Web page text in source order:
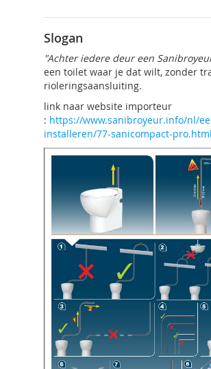
Slogan
"Achter iedere deur een
een toilet waar je dat wilt, zonder
rioleringsaansluiting.
link naar website importeur
: https://www.sanibroyeur.info/nl/
installeren/77-sanicompact-pro.html